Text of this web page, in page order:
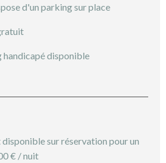
d'un parking sur place
handicapé disponible
sur réservation pour un
€ / nuit